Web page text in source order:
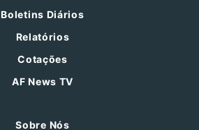
Boletins Diários
Relatórios
Cotações
AF News TV
Sobre Nós